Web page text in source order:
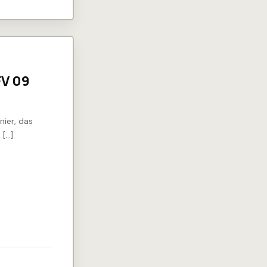
09
das
[…]